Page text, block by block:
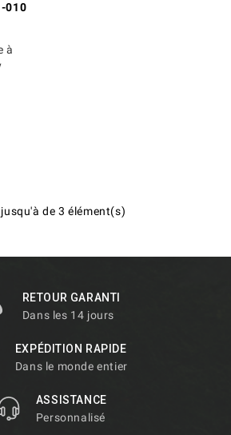
010
à
jusqu'àde3élément(s)
RETOUR GARANTI
Dans les 14 jours
EXPÉDITION RAPIDE
Dans le monde entier
ASSISTANCE
Personnalisé